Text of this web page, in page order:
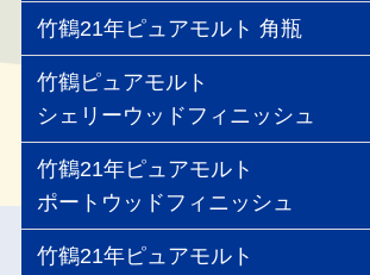
竹鶴21年ピュアモルト 角瓶
竹鶴ピュアモルト
シェリーウッドフィニッシュ
竹鶴21年ピュアモルト
ポートウッドフィニッシュ
竹鶴21年ピュアモルト